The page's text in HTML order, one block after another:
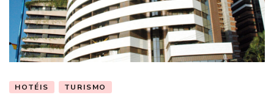
HOTÉIS TURISMO